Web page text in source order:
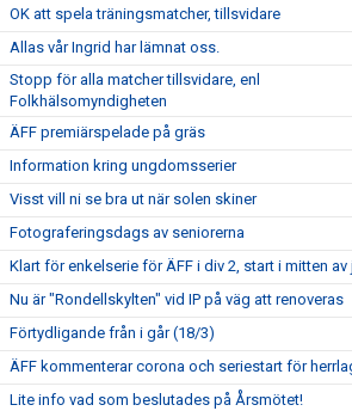
OK att spela träningsmatcher, tillsvidare
Allas vår Ingrid har lämnat oss.
Stopp för alla matcher tillsvidare, enl
Folkhälsomyndigheten
ÄFF premiärspelade på gräs
Information kring ungdomsserier
Visst vill ni se bra ut när solen skiner
Fotograferingsdags av seniorerna
Klart för enkelserie för ÄFF i div 2, start i mitten av
Nu är "Rondellskylten" vid IP på väg att renoveras
Förtydligande från i går (18/3)
ÄFF kommenterar corona och seriestart för
Lite info vad som beslutades på Årsmötet!